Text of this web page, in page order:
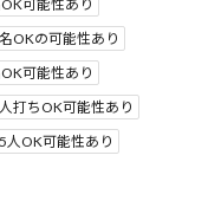
可能性あり
OKの可能性あり
可能性あり
打ちOK可能性あり
人OK可能性あり